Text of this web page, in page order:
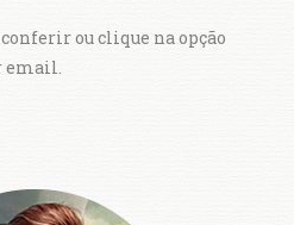
ou clique na opção
email.